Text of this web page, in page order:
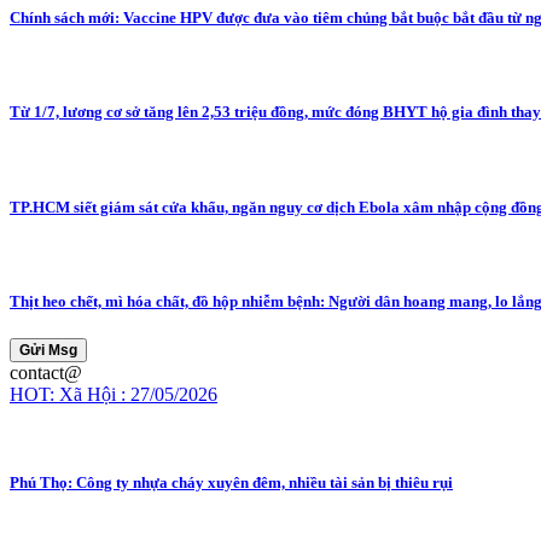
Chính sách mới: Vaccine HPV được đưa vào tiêm chủng bắt buộc bắt đầu từ
Từ 1/7, lương cơ sở tăng lên 2,53 triệu đồng, mức đóng BHYT hộ gia đình
TP.HCM siết giám sát cửa khẩu, ngăn nguy cơ dịch Ebola xâm nhập cộng
Thịt heo chết, mì hóa chất, đồ hộp nhiễm bệnh: Người dân hoang mang, lo lắng
Gửi Msg
contact@
HOT: Xã Hội : 27/05/2026
Phú Thọ: Công ty nhựa cháy xuyên đêm, nhiều tài sản bị thiêu rụi